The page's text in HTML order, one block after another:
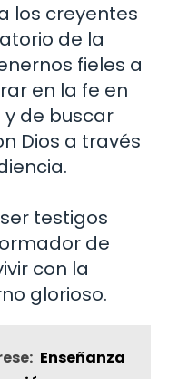
los creyentes
de la
fieles a
en la fe en
de buscar
Dios a través
testigos
de
con la
glorioso.
Enseñanza